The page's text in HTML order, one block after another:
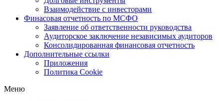
Взаимодействие с инвеcторами
Финасовая отчетность по МСФО
Заявление об ответственности руководства
Аудиторское заключение независимых аудиторов
Консолидированная финансовая отчетность
Дополнительные ссылки
Приложения
Политика Cookie
Меню